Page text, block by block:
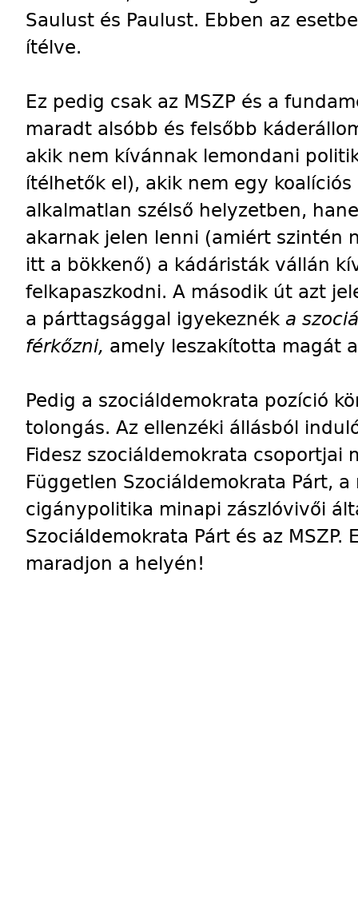
Saulust és Paulust. Ebben az
ítélve.
Ez pedig csak az MSZP és a
maradt alsóbb és felsőbb
akik nem kívánnak lemondani
ítélhetők el), akik nem egy
alkalmatlan szélső helyzetben,
akarnak jelen lenni (amiért szintén
itt a bökkenő) a kádáristák vállán
felkapaszkodni. A második út azt
a párttagsággal igyekeznék a
férkőzni, amely leszakította magát
Pedig a szociáldemokrata pozíció
tolongás. Az ellenzéki állásból
Fidesz szociáldemokrata csoportjai
Független Szociáldemokrata Párt,
cigánypolitika minapi zászlóvivői
Szociáldemokrata Párt és az MSZP.
maradjon a helyén!